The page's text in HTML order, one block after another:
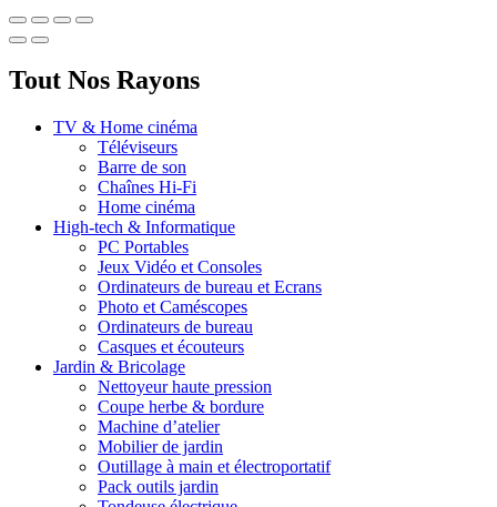
Tout Nos Rayons
TV & Home cinéma
Téléviseurs
Barre de son
Chaînes Hi-Fi
Home cinéma
High-tech & Informatique
PC Portables
Jeux Vidéo et Consoles
Ordinateurs de bureau et Ecrans
Photo et Caméscopes
Ordinateurs de bureau
Casques et écouteurs
Jardin & Bricolage
Nettoyeur haute pression
Coupe herbe & bordure
Machine d’atelier
Mobilier de jardin
Outillage à main et électroportatif
Pack outils jardin